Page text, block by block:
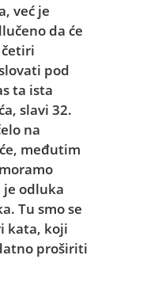
već je
da će
pod
ta ista
slavi 32.
na
međutim
odluka
Tu smo se
kata, koji
proširiti